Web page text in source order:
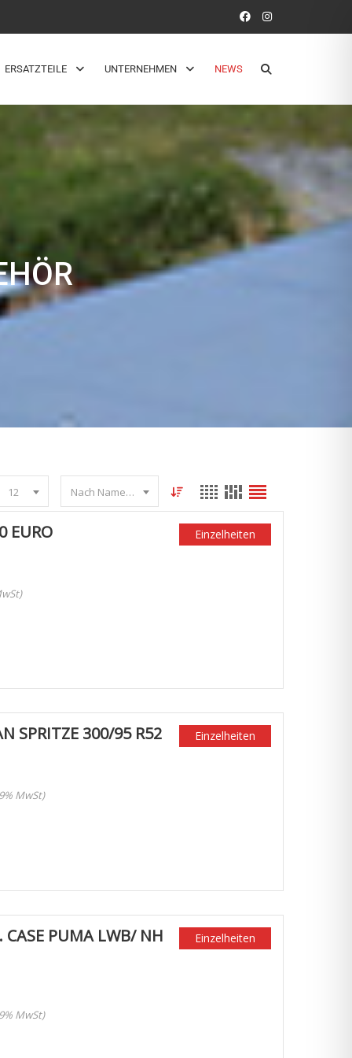
ERSATZTEILE UNTERNEHMEN NEWS
12 Nach Name sortieren
EURO Einzelheiten
SPRITZE 300/95 R52
MwSt)
Einzelheiten
CASE PUMA LWB/ NH
MwSt)
Einzelheiten